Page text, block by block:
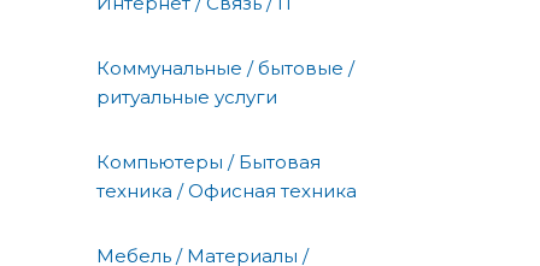
Коммунальные / бытовые /
ритуальные услуги
Компьютеры / Бытовая
техника / Офисная техника
Мебель / Материалы /